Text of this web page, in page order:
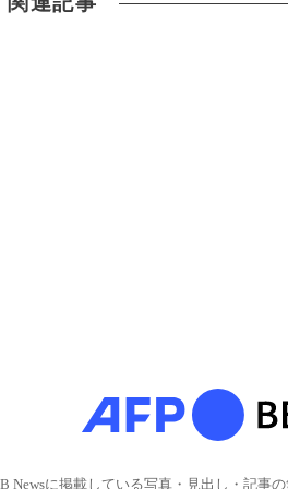
Newsに掲載している写真・見出し・記事